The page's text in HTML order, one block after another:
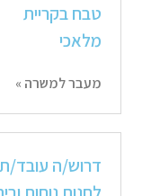
טבח בקריית
מלאכי
מעבר למשרה »
דרוש/ה עובד/ת